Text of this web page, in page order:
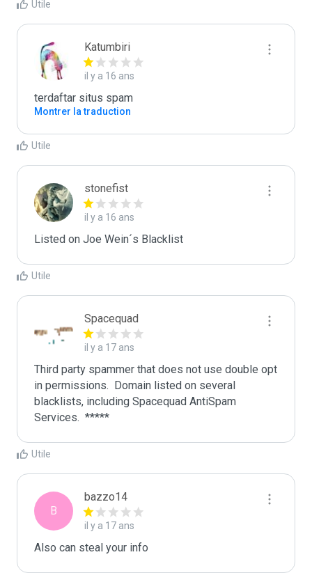
Utile
Katumbiri
il y a 16 ans
terdaftar situs spam
Montrer la traduction
Utile
stonefist
il y a 16 ans
Listed on Joe Wein´s Blacklist
Utile
Spacequad
il y a 17 ans
Third party spammer that does not use double opt
in permissions.  Domain listed on several
blacklists, including Spacequad AntiSpam
Utile
B
bazzo14
il y a 17 ans
Also can steal your info